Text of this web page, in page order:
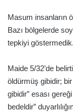
Masum insanların
Bazı bölgelerde
tepkiyi göstermedik.
Maide 5/32’de
öldürmüş gibidir;
gibidir” esası
bedeldir”